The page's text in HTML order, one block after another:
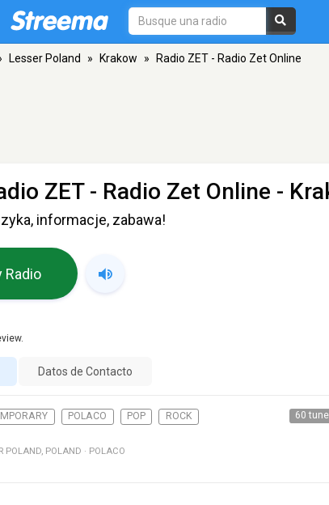
Lesser Poland » Krakow » Radio ZET - Radio Zet Online
ZET - Radio Zet Online -
informacje, zabawa!
Radio
Datos de Contacto
POLACO POP ROCK 60
POLAND, POLAND · POLACO